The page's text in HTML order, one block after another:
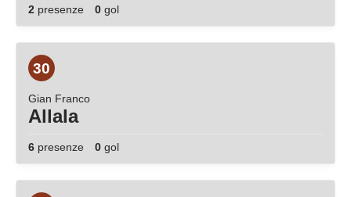
2 presenze 0 gol
30
Gian Franco
Allala
6 presenze 0 gol